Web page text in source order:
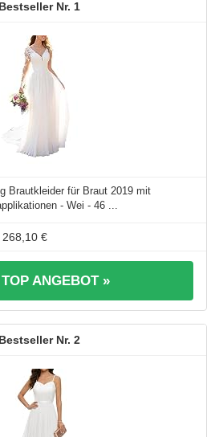
1
Brautkleider für Braut 2019 mit
- Wei - 46 ...
268,10 €
ANGEBOT »
2